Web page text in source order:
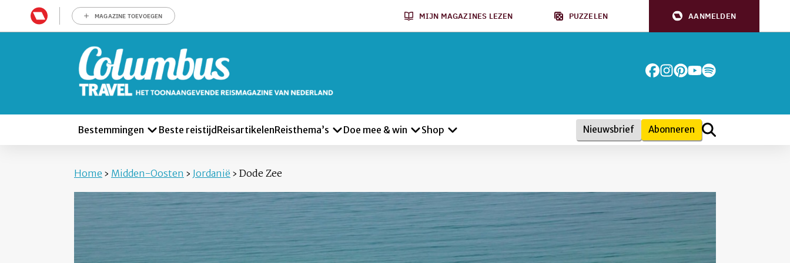
MAGAZINE TOEVOEGEN MIJN MAGAZINES LEZEN PUZZELEN AANMELDEN
Bestemmingen Beste reistijd ReisartikelenReisthema’s Doe mee & win Shop Nieuwsbrief Abonneren
Home › Midden-Oosten › Jordanië › Dode Zee